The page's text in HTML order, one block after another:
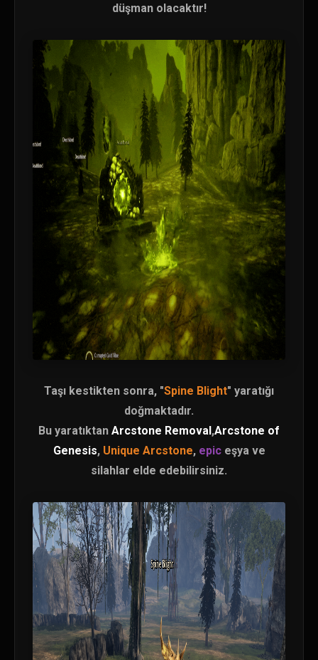
düşman olacaktır!
Taşı kestikten sonra, "Spine Blight" yaratığı
doğmaktadır.
Bu yaratıktan Arcstone Removal,Arcstone of
Genesis, Unique Arcstone, epic eşya ve
silahlar elde edebilirsiniz.